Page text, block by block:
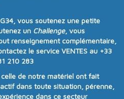
, vous soutenez une petite
un Challenge, vous
renseignement complémentaire,
le service VENTES au +33
210 283
de notre matériel ont fait
dans toute situation, pérenne,
dans ce secteur